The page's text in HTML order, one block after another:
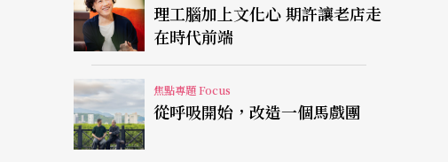
理工腦加上文化心 期許讓老店走
在時代前端
焦點專題 Focus
從呼吸開始，改造一個馬戲團